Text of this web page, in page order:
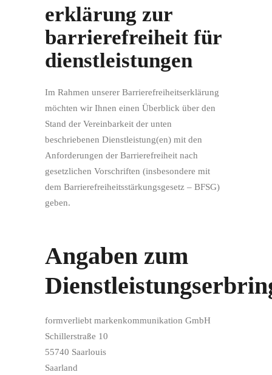
erklärung zur
barrierefreiheit für
dienstleistungen
Im Rahmen unserer Barrierefreiheitserklärung
möchten wir Ihnen einen Überblick über den
Stand der Vereinbarkeit der unten
beschriebenen Dienstleistung(en) mit den
Anforderungen der Barrierefreiheit nach
gesetzlichen Vorschriften (insbesondere mit
dem Barrierefreiheitsstärkungsgesetz – BFSG)
geben.
Angaben zum
formverliebt markenkommunikation GmbH
Schillerstraße 10
55740 Saarlouis
Saarland